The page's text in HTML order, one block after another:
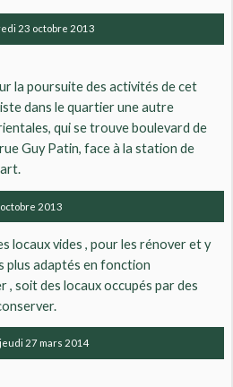
23 octobre 2013
la poursuite des activités de cet
dans le quartier une autre
qui se trouve boulevard de
Guy Patin, face à la station de
octobre 2013
locaux vides , pour les rénover et y
plus adaptés en fonction
, soit des locaux occupés par des
jeudi 27 mars 2014